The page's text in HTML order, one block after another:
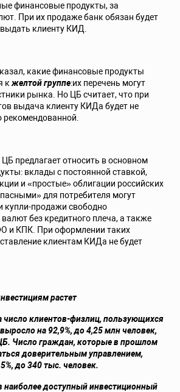
финансовые продукты, за
При их продаже банк обязан будет
клиенту КИД.
какие финансовые продукты
к желтой группе:их перечень могут
рынка. Но ЦБ считает, что при
выдача клиенту КИДа будет не
рекомендованной.
ЦБ предлагает относить в основном
вклады с постоянной ставкой,
и «простые» облигации российских
для потребителя могут
купли-продажи свободно
без кредитного плеча, а также
и КПК. При оформлении таких
клиентам КИДа не будет
растет
число клиентов-физлиц, пользующихся
на 92,9%, до 4,25 млн человек,
Число граждан, которые в прошлом
доверительным управлением,
до 340 тыс. человек.
наиболее доступный инвестиционный